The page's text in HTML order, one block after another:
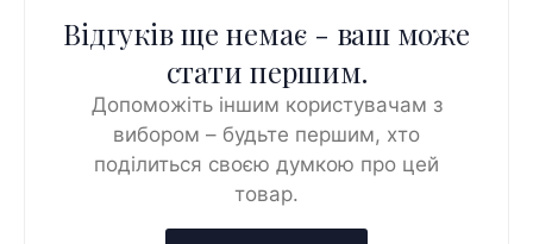
Відгуків ще немає - ваш може
стати першим.
Допоможіть іншим користувачам з
вибором – будьте першим, хто
поділиться своєю думкою про цей
товар.